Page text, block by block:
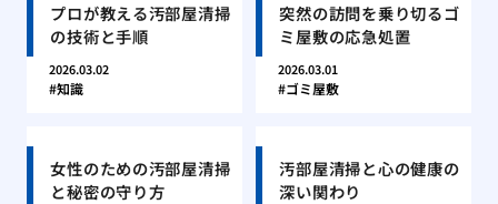
プロが教える汚部屋清掃
の技術と手順
2026.03.02
知識
突然の訪問を乗り切るゴ
ミ屋敷の応急処置
2026.03.01
ゴミ屋敷
女性のための汚部屋清掃
と秘密の守り方
汚部屋清掃と心の健康の
深い関わり